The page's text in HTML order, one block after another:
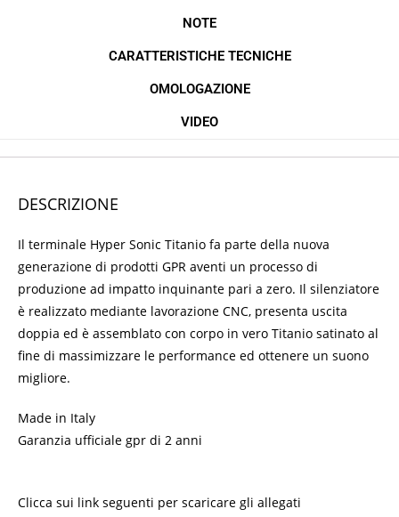
NOTE
CARATTERISTICHE TECNICHE
OMOLOGAZIONE
VIDEO
DESCRIZIONE
Il terminale Hyper Sonic Titanio fa parte della nuova
generazione di prodotti GPR aventi un processo di
produzione ad impatto inquinante pari a zero. Il silenziatore
è realizzato mediante lavorazione CNC, presenta uscita
doppia ed è assemblato con corpo in vero Titanio satinato al
fine di massimizzare le performance ed ottenere un suono
migliore.
Made in Italy
Garanzia ufficiale gpr di 2 anni
Clicca sui link seguenti per scaricare gli allegati